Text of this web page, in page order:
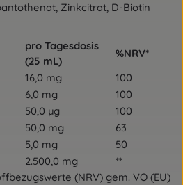
Zinkcitrat, D-Biotin
pro Tagesdosis
(25 mL)
%NRV*
16,0 mg
100
6,0 mg
100
50,0 µg
100
50,0 mg
63
5,0 mg
50
2.500,0 mg
**
(NRV) gem. VO (EU)